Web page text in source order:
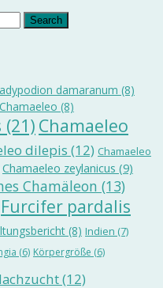
damaranum (8)
Chamaeleo (8)
(21) Chamaeleo
dilepis (12) Chamaeleo
Chamaeleo zeylanicus (9)
Chamäleon (13)
Furcifer pardalis
(8) Indien (7)
(6) Körpergröße (6)
(12)